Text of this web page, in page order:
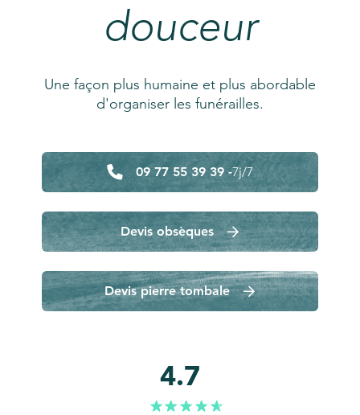
douceur
Une façon plus humaine et plus abordable
d'organiser les funérailles.
09 77 55 39 39 -7j/7
Devis obsèques
Devis pierre tombale
4.7